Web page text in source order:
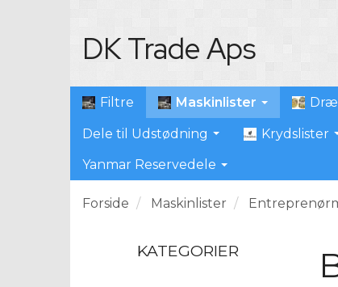
DK Trade Aps
Filtre Maskinlister
Dele til Udstødning Krydslister
Yanmar Reservedele
Forside Maskinlister
KATEGORIER